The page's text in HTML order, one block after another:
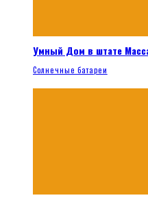
Умный Дом в штате
Солнечные батареи